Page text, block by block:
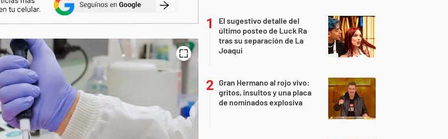
El sugestivo detalle del
último posteo de Luck Ra
tras su separación de La
Joaqui
Gran Hermano al rojo vivo:
gritos, insultos y una placa
de nominados explosiva